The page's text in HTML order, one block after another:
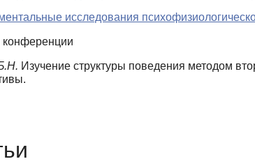
исследования
Изучение структуры поведения методом